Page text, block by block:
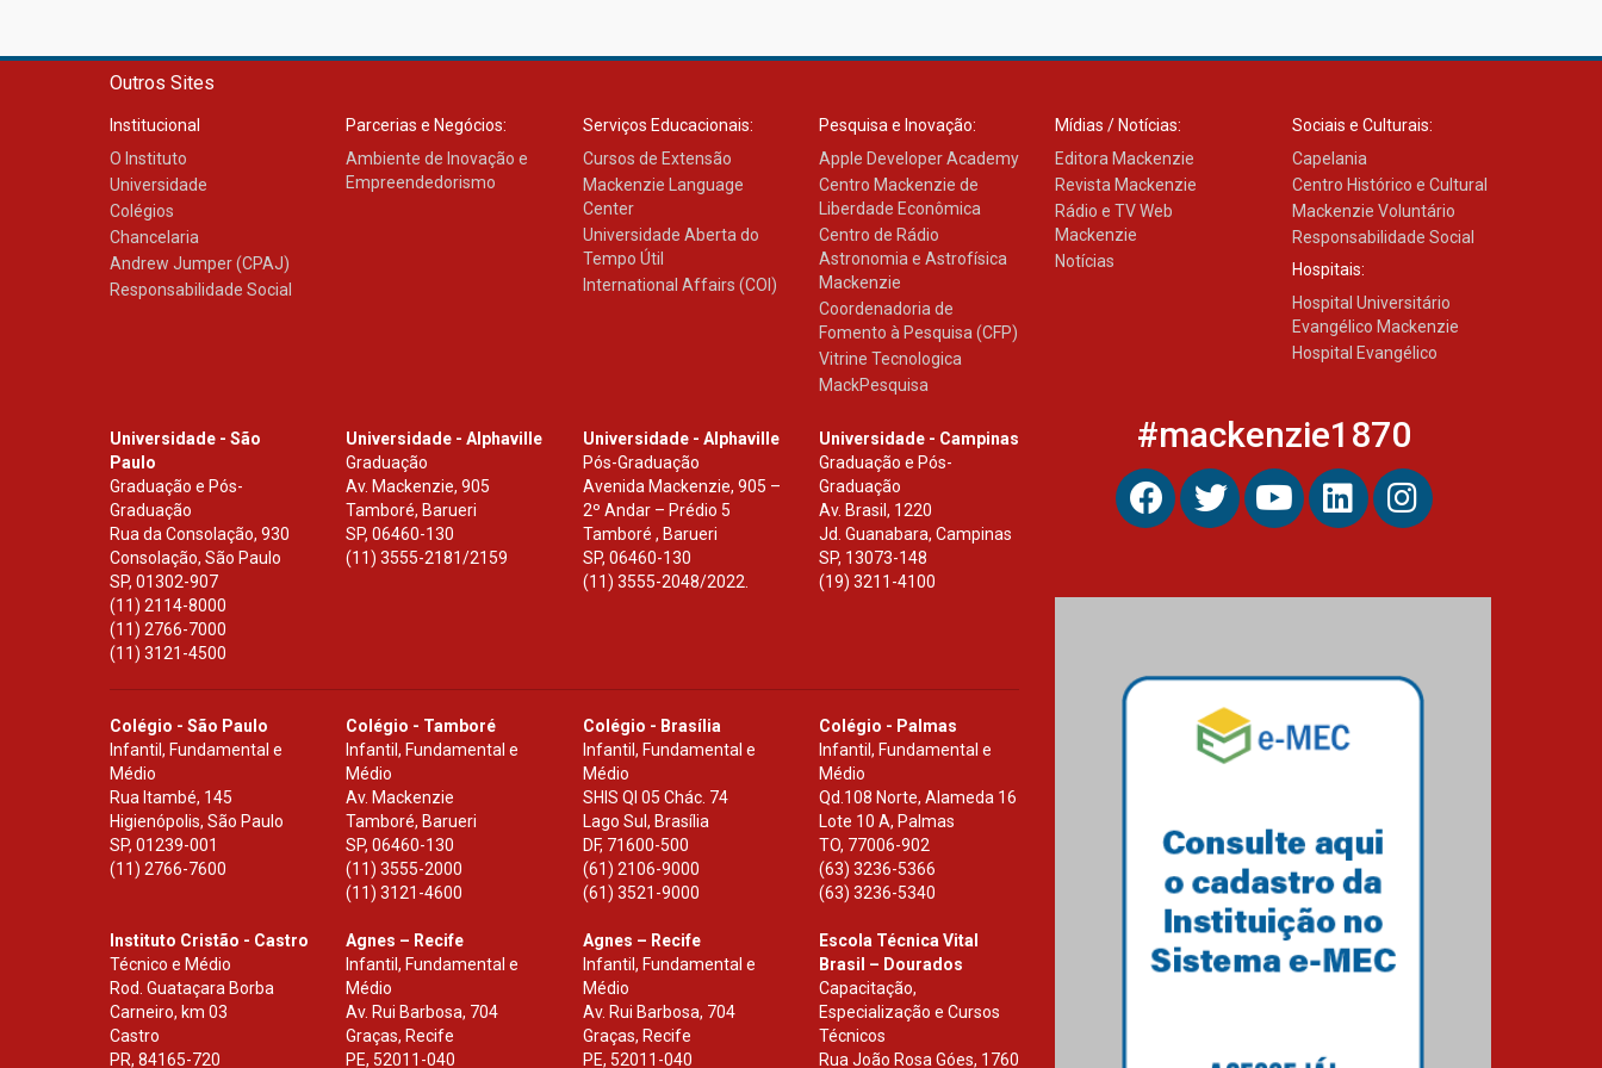
educação superior
Outros Sites
Institucional
O Instituto
Universidade
Colégios
Chancelaria
Andrew Jumper (CPAJ)
Responsabilidade Social
Parcerias e Negócios:
Ambiente de Inovação e
Empreendedorismo
Serviços Educacionais:
Cursos de Extensão
Mackenzie Language
Center
Universidade Aberta do
Tempo Útil
International Affairs (COI)
Pesquisa e Inovação:
Apple Developer Academy
Centro Mackenzie de
Liberdade Econômica
Centro de Rádio
Astronomia e Astrofísica
Mackenzie
Coordenadoria de
Fomento à Pesquisa (CFP)
Vitrine Tecnologica
MackPesquisa
Mídias / Notícias:
Editora Mackenzie
Revista Mackenzie
Rádio e TV Web
Mackenzie
Notícias
Sociais e Culturais:
Capelania
Centro Histórico e Cultural
Mackenzie Voluntário
Responsabilidade Social
Hospitais:
Hospital Universitário
Evangélico Mackenzie
Hospital Evangélico
Universidade - São
Paulo
Graduação e Pós-
Graduação
Rua da Consolação, 930
Consolação, São Paulo
SP, 01302-907
(11) 2114-8000
(11) 2766-7000
(11) 3121-4500
Universidade - Alphaville
Graduação
Av. Mackenzie, 905
Tamboré, Barueri
SP,06460-130
(11) 3555-2181/2159
Universidade - Alphaville
Pós-Graduação
Avenida Mackenzie, 905 –
2º Andar – Prédio 5
Tamboré , Barueri
SP, 06460-130
(11) 3555-2048/2022.
Universidade - Campinas
Graduação e Pós-
Graduação
Av. Brasil, 1220
Jd. Guanabara, Campinas
SP, 13073-148
(19) 3211-4100
Colégio - São Paulo
Infantil, Fundamental e
Médio
Rua Itambé, 145
Higienópolis, São Paulo
SP, 01239-001
(11) 2766-7600
Colégio - Tamboré
Infantil, Fundamental e
Médio
Av. Mackenzie
Tamboré, Barueri
SP,06460-130
(11) 3555-2000
(11) 3121-4600
Colégio - Brasília
Infantil, Fundamental e
Médio
SHIS Ql 05 Chác. 74
Lago Sul, Brasília
DF, 71600-500
(61) 2106-9000
(61) 3521-9000
Colégio - Palmas
Infantil, Fundamental e
Médio
Qd.108 Norte, Alameda 16
Lote 10 A, Palmas
TO, 77006-902
(63) 3236-5366
(63) 3236-5340
Instituto Cristão - Castro
Técnico e Médio
Rod. Guataçara Borba
Carneiro, km 03
Castro
PR, 84165-720
Agnes – Recife
Infantil, Fundamental e
Médio
Av. Rui Barbosa, 704
Graças, Recife
PE, 52011-040
Agnes – Recife
Infantil, Fundamental e
Médio
Av. Rui Barbosa, 704
Graças, Recife
PE, 52011-040
Escola Técnica Vital
Brasil – Dourados
Capacitação,
Especialização e Cursos
Técnicos
Rua João Rosa Góes, 1760
#mackenzie1870